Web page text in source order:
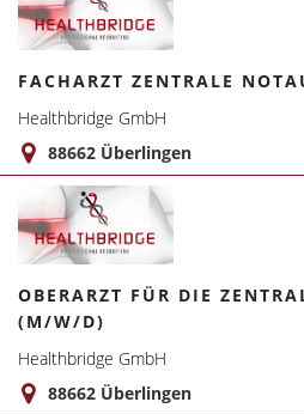
FACHARZT ZENTRALE
Healthbridge GmbH
88662 Überlingen
OBERARZT FÜR DIE
(M/W/D)
Healthbridge GmbH
88662 Überlingen